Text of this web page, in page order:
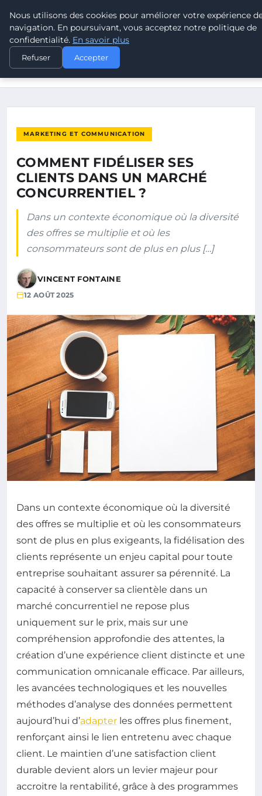
POUVOIR OUVRIER
ACCUEIL
COMMENT FIDÉLISER SES CLIENTS DANS UN MARCHÉ
MARKETING ET COMMUNICATION
COMMENT FIDÉLISER SES
CLIENTS DANS UN MARCHÉ
CONCURRENTIEL ?
Dans un contexte économique où la diversité
des offres se multiplie et où les
consommateurs sont de plus en plus […]
VINCENT FONTAINE
12 AOÛT 2025
Dans un contexte économique où la diversité
des offres se multiplie et où les consommateurs
sont de plus en plus exigeants, la fidélisation des
clients représente un enjeu capital pour toute
entreprise souhaitant assurer sa pérennité. La
capacité à conserver sa clientèle dans un
marché concurrentiel ne repose plus
uniquement sur le prix, mais sur une
compréhension approfondie des attentes, la
création d’une expérience client distincte et une
communication omnicanale efficace. Par ailleurs,
les avancées technologiques et les nouvelles
méthodes d’analyse des données permettent
aujourd’hui d’adapter les offres plus finement,
renforçant ainsi le lien entretenu avec chaque
client. Le maintien d’une satisfaction client
durable devient alors un levier majeur pour
accroitre la rentabilité, grâce à des programmes
Nous utilisons des cookies pour améliorer votre expérience
navigation. En poursuivant, vous acceptez notre politique de
confidentialité. En savoir plus
Refuser Accepter